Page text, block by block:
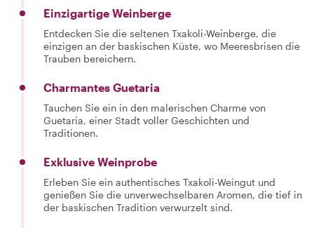
Einzigartige Weinberge
Entdecken Sie die seltenen Txakoli-Weinberge, die
einzigen an der baskischen Küste, wo Meeresbrisen die
Trauben bereichern.
Charmantes Guetaria
Tauchen Sie ein in den malerischen Charme von
Guetaria, einer Stadt voller Geschichten und
Traditionen.
Exklusive Weinprobe
Erleben Sie ein authentisches Txakoli-Weingut und
genießen Sie die unverwechselbaren Aromen, die tief in
der baskischen Tradition verwurzelt sind.